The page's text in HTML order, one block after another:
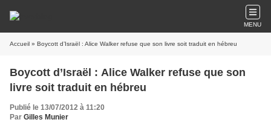
MENU
Accueil » Boycott d’Israël : Alice Walker refuse que son livre soit traduit en hébreu
Boycott d’Israël : Alice Walker refuse que son
livre soit traduit en hébreu
Publié le 13/07/2012 à 11:20
Par Gilles Munier